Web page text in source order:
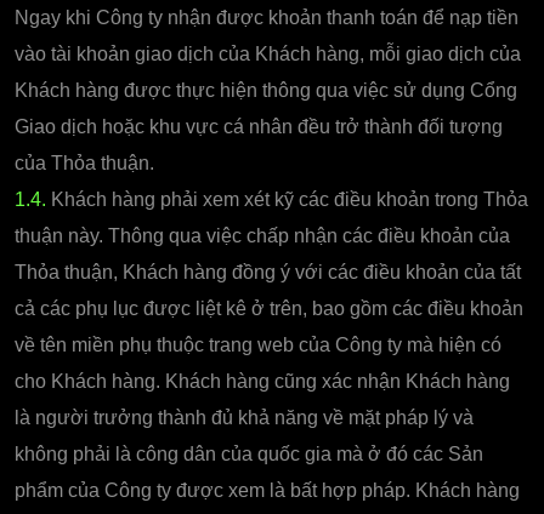
Ngay khi Công ty nhận được khoản thanh toán để nạp tiền
vào tài khoản giao dịch của Khách hàng, mỗi giao dịch của
Khách hàng được thực hiện thông qua việc sử dụng Cổng
Giao dịch hoặc khu vực cá nhân đều trở thành đối tượng
của Thỏa thuận.
1.4. Khách hàng phải xem xét kỹ các điều khoản trong Thỏa
thuận này. Thông qua việc chấp nhận các điều khoản của
Thỏa thuận, Khách hàng đồng ý với các điều khoản của tất
cả các phụ lục được liệt kê ở trên, bao gồm các điều khoản
về tên miền phụ thuộc trang web của Công ty mà hiện có
cho Khách hàng. Khách hàng cũng xác nhận Khách hàng
là người trưởng thành đủ khả năng về mặt pháp lý và
không phải là công dân của quốc gia mà ở đó các Sản
phẩm của Công ty được xem là bất hợp pháp. Khách hàng